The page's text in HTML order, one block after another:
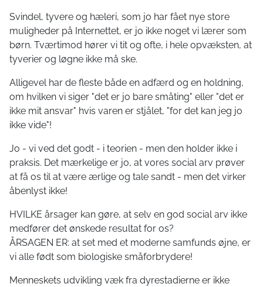
Svindel, tyvere og hæleri, som jo har fået nye store
muligheder på Internettet, er jo ikke noget vi lærer som
børn. Tværtimod hører vi tit og ofte, i hele opvæksten, at
tyverier og løgne ikke må ske.
Alligevel har de fleste både en adfærd og en holdning,
om hvilken vi siger "det er jo bare småting" eller "det er
ikke mit ansvar" hvis varen er stjålet, "for det kan jeg jo
ikke vide"!
Jo - vi ved det godt - i teorien - men den holder ikke i
praksis. Det mærkelige er jo, at vores social arv prøver
at få os til at være ærlige og tale sandt - men det virker
åbenlyst ikke!
HVILKE årsager kan gøre, at selv en god social arv ikke
medfører det ønskede resultat for os?
ÅRSAGEN ER: at set med et moderne samfunds øjne, er
vi alle født som biologiske småforbrydere!
Menneskets udvikling væk fra dyrestadierne er ikke